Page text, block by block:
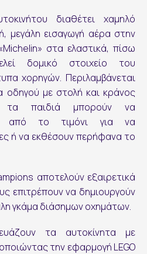
διαθέτει χαμηλό
μεγάλη εισαγωγή αέρα στην
στα ελαστικά, πίσω
δομικό στοιχείο του
χορηγών. Περιλαμβάνεται
οδηγού με στολή και κράνος
παιδιά μπορούν να
από το τιμόνι για να
ή να εκθέσουν περήφανα το
αποτελούν εξαιρετικά
επιτρέπουν να δημιουργούν
γκάμα διάσημων οχημάτων.
τα αυτοκίνητα με
την εφαρμογή LEGO